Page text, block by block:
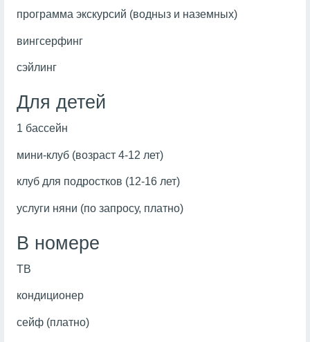
программа экскурсий (водныз и наземных)
вингсерфинг
сэйлинг
Для детей
1 бассейн
мини-клуб (возраст 4-12 лет)
клуб для подростков (12-16 лет)
услуги няни (по запросу, платно)
В номере
ТВ
кондиционер
сейф (платно)